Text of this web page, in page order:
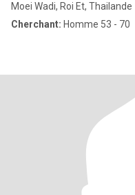
Moei Wadi, Roi Et, Thailande
Cherchant: Homme 53 - 70